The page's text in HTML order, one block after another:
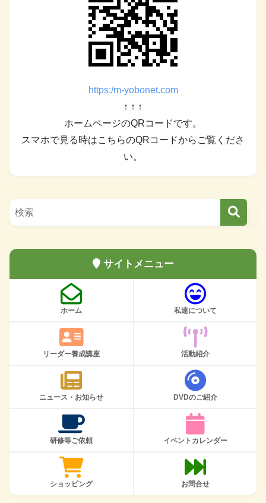
https:/m-yobonet.com
↑ ↑ ↑
ホームページのQRコードです。
スマホで見る時はこちらのQRコードからご覧くださ
い。
サイトメニュー
ホーム 私達について
リーダー養成講座 活動紹介
ニュース・お知らせ DVDのご紹介
研修等ご依頼 イベントカレンダー
ショッピング お問合せ